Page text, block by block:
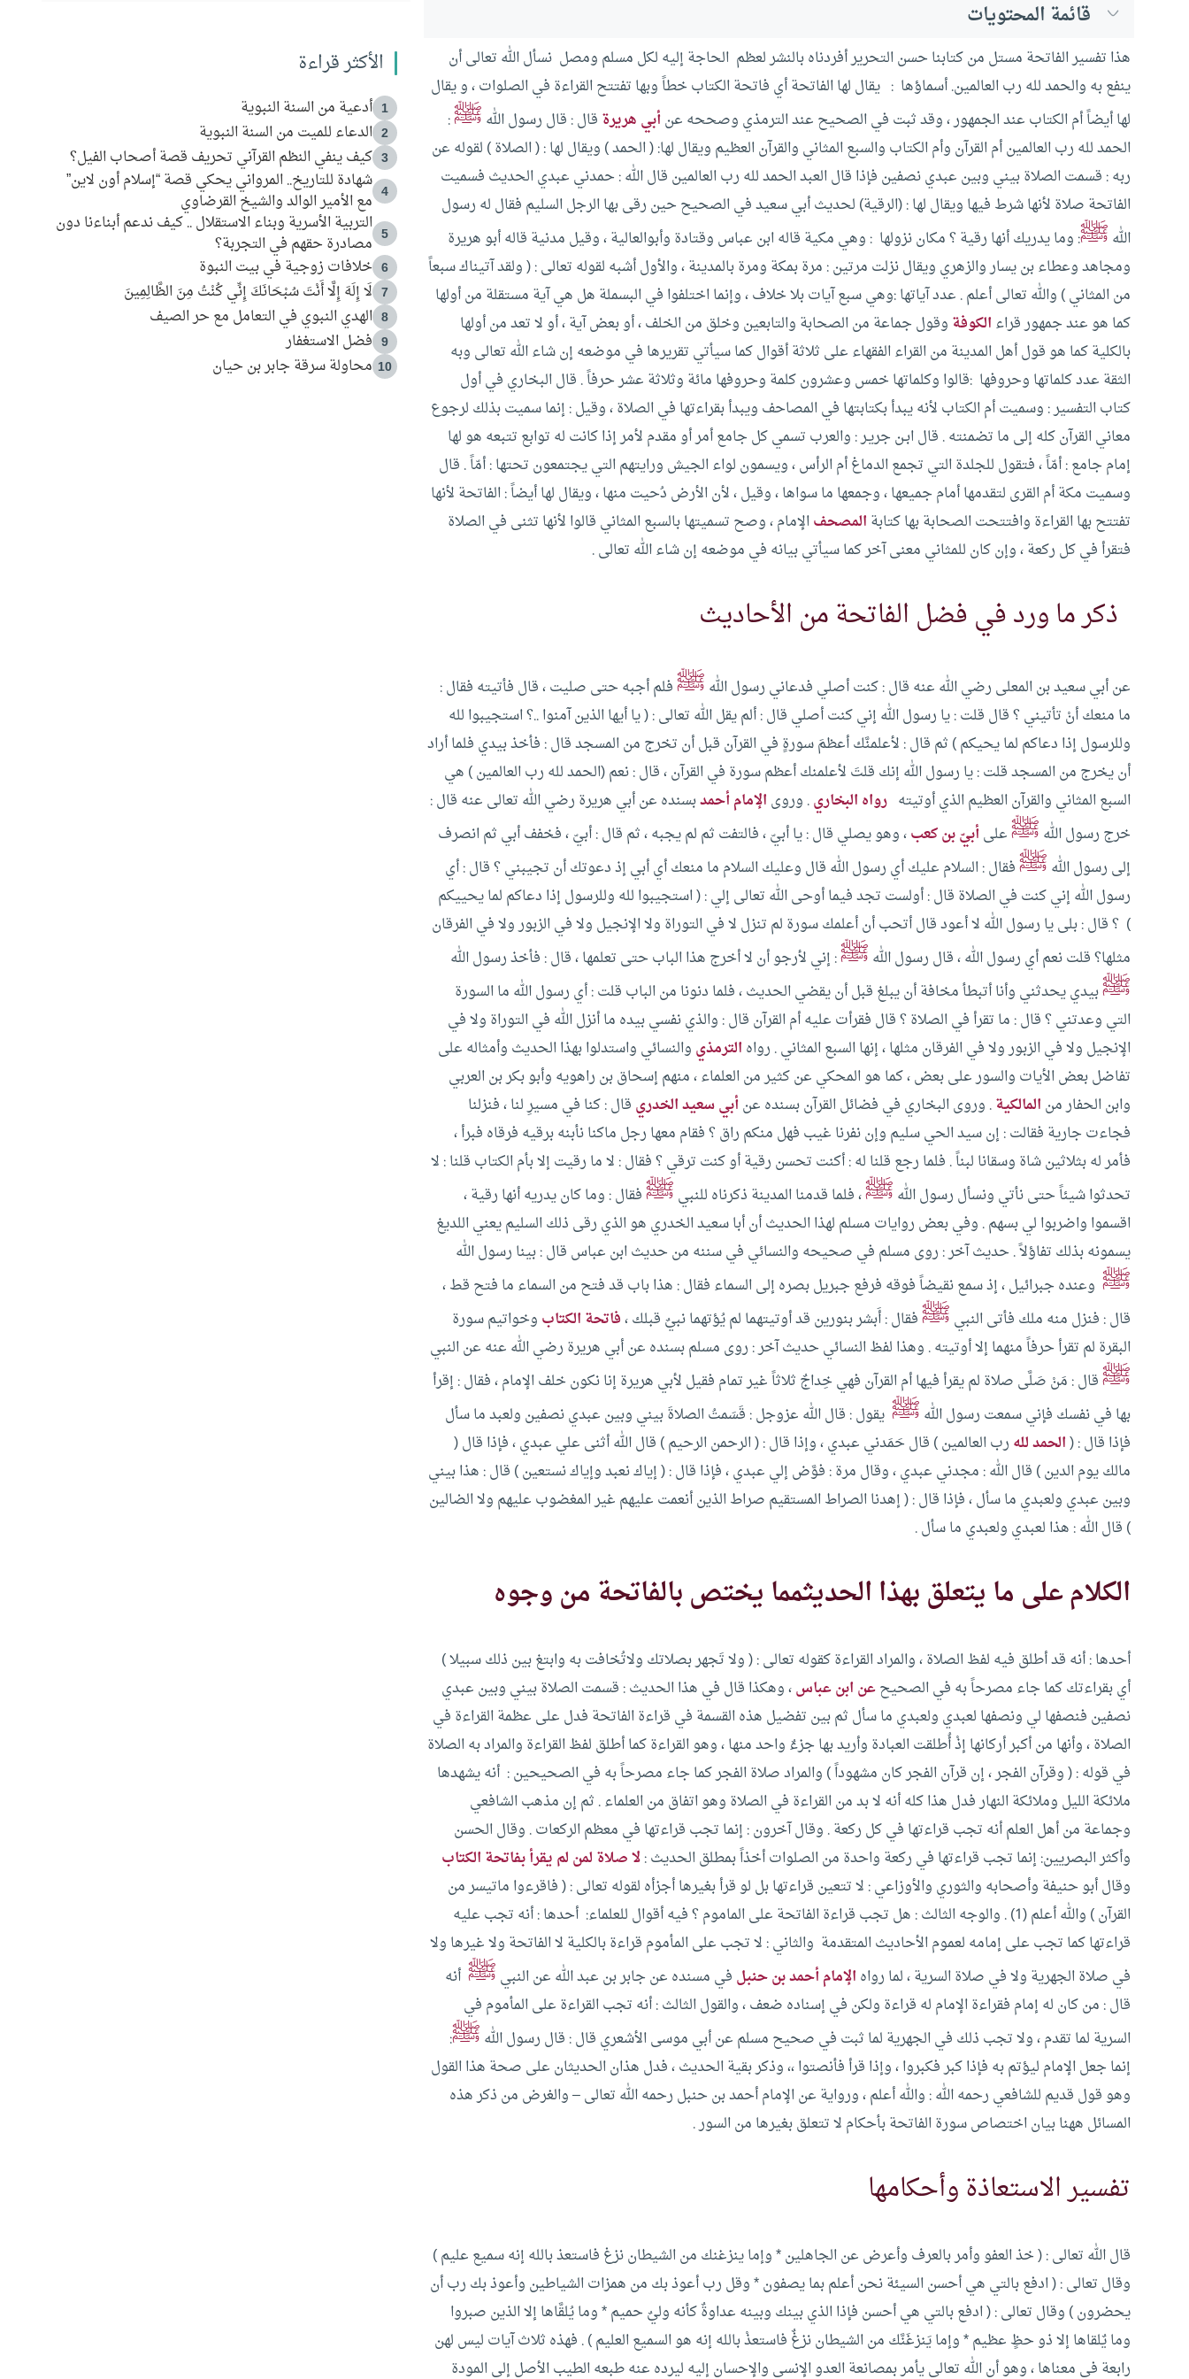
قائمة المحتويات
هذا تفسير الفاتحة مستل من كتابنا حسن التحرير أفردناه بالنشر لعظم الحاجة إليه لكل مسلم ومصل نسأل الله تعالى أن
ينفع به والحمد لله رب العالمين.أسماؤها : يقال لها الفاتحة أي فاتحة الكتاب خطاً وبها تفتتح القراءة في الصلوات ، و يقال
لها أيضاً أم الكتاب عند الجمهور ، وقد ثبت في الصحيح عند الترمذي وصححه عن أبي هريرة قال : قال رسول الله ﷺ:
الحمد لله رب العالمين أم القرآن وأم الكتاب والسبع المثاني والقرآن العظيم ويقال لها: ( الحمد ) ويقال لها : ( الصلاة ) لقوله عن
ربه : قسمت الصلاة بيني وبين عبدي نصفين فإذا قال العبد الحمد لله رب العالمين قال الله : حمدني عبدي الحديث فسميت
الفاتحة صلاة لأنها شرط فيها ويقال لها : (الرقية) لحديث أبي سعيد في الصحيح حين رقى بها الرجل السليم فقال له رسول
الله ﷺ: وما يدريك أنها رقية ؟مكان نزولها : وهي مكية قاله ابن عباس وقتادة وأبوالعالية ، وقيل مدنية قاله أبو هريرة
ومجاهد وعطاء بن يسار والزهري ويقال نزلت مرتين : مرة بمكة ومرة بالمدينة ، والأول أشبه لقوله تعالى : ( ولقد آتيناك سبعاً
من المثاني ) والله تعالى أعلم . عدد آياتها :وهي سبع آيات بلا خلاف ، وإنما اختلفوا في البسملة هل هي آية مستقلة من أولها
كما هو عند جمهور قراء الكوفة وقول جماعة من الصحابة والتابعين وخلق من الخلف ، أو بعض آية ، أو لا تعد من أولها
بالكلية كما هو قول أهل المدينة من القراء الفقهاء على ثلاثة أقوال كما سيأتي تقريرها في موضعه إن شاء الله تعالى وبه
الثقة عدد كلماتها وحروفها :قالوا وكلماتها خمس وعشرون كلمة وحروفها مائة وثلاثة عشر حرفاً . قال البخاري في أول
كتاب التفسير : وسميت أم الكتاب لأنه يبدأ بكتابتها في المصاحف ويبدأ بقراءتها في الصلاة ، وقيل : إنما سميت بذلك لرجوع
معاني القرآن كله إلى ما تضمنته . قال ابـن جريـر : والعرب تسمي كل جامع أمر أو مقدم لأمر إذا كانت له توابع تتبعه هو لها
إمام جامع : أمّاً ، فتقول للجلدة التي تجمع الدماغ أم الرأس ، ويسمون لواء الجيش ورايتهم التي يجتمعون تحتها : أمّاً . قال
وسميت مكة أم القرى لتقدمها أمام جميعها ، وجمعها ما سواها ، وقيل ، لأن الأرض دُحيت منها ، ويقال لها أيضاً : الفاتحة لأنها
تفتتح بها القراءة وافتتحت الصحابة بها كتابة المصحفالإمام ، وصح تسميتها بالسبع المثاني قالوا لأنها تثنى في الصلاة
فتقرأ في كل ركعة ، وإن كان للمثاني معنى آخر كما سيأتي بيانه في موضعه إن شاء الله تعالى .
ذكر ما ورد في فضل الفاتحة من الأحاديث
عن أبي سعيد بن المعلى رضي الله عنه قال : كنت أصلي فدعاني رسول الله ﷺفلم أجبه حتى صليت ، قال فأتيته فقال :
ما منعك أنْ تأتيني ؟ قال قلت : يا رسول الله إني كنت أصلي قال : ألم يقل الله تعالى : ( يا أيها الذين آمنوا ..؟ استجيبوا لله
وللرسول إذا دعاكم لما يحيكم ) ثم قال : لأعلمنَّك أعظمَ سورةٍ في القرآن قبل أن تخرج من المسجد قال : فأخذ بيدي فلما أراد
أن يخرج من المسجد قلت : يا رسول الله إنك قلتَ لأعلمنك أعظم سورة في القرآن ، قال : نعم (الحمد لله رب العالمين ) هي
السبع المثاني والقرآن العظيم الذي أوتيته رواه البخاري. وروى الإمام أحمدبسنده عن أبي هريرة رضي الله تعالى عنه قال :
خرج رسول الله ﷺعلى أبيّ بن كعب، وهو يصلي قال : يا أبيّ ، فالتفت ثم لم يجبه ، ثم قال : أبيّ ، فخفف أبي ثم انصرف
إلى رسول الله ﷺفقال : السلام عليك أي رسول الله قال وعليك السلام ما منعك أي أبي إذ دعوتك أن تجيبني ؟ قال : أي
رسول الله إني كنت في الصلاة قال : أولست تجد فيما أوحى الله تعالى إلي : ( استجيبوا لله وللرسول إذا دعاكم لما يحييكم
) ؟ قال : بلى يا رسول الله لا أعود قال أتحب أن أعلمك سورة لم تنزل لا في التوراة ولا الإنجيل ولا في الزبور ولا في الفرقان
مثلها؟ قلت نعم أي رسول الله ، قال رسول الله ﷺ: إني لأرجو أن لا أخرج هذا الباب حتى تعلمها ، قال : فأخذ رسول الله
ﷺبيدي يحدثني وأنا أتبطأ مخافة أن يبلغ قبل أن يقضي الحديث ، فلما دنونا من الباب قلت : أي رسول الله ما السورة
التي وعدتني ؟ قال : ما تقرأ في الصلاة ؟ قال فقرأت عليه أم القرآن قال : والذي نفسي بيده ما أنزل الله في التوراة ولا في
الإنجيل ولا في الزبور ولا في الفرقان مثلها ، إنها السبع المثاني . رواه الترمذي والنسائي واستدلوا بهذا الحديث وأمثاله على
تفاضل بعض الأيات والسور على بعض ، كما هو المحكي عن كثير من العلماء ، منهم إسحاق بن راهويه وأبو بكر بن العربي
وابن الحفار من المالكية. وروى البخاري في فضائل القرآن بسنده عن أبي سعيد الخدري قال : كنا في مسيرِ لنا ، فنزلنا
فجاءت جارية فقالت : إن سيد الحي سليم وإن نفرنا غيب فهل منكم راق ؟ فقام معها رجل ماكنا نأبنه برقيه فرقاه فبرأ ،
فأمر له بثلاثين شاة وسقانا لبناً . فلما رجع قلنا له : أكنت تحسن رقية أو كنت ترقي ؟ فقال : لا ما رقيت إلا بأم الكتاب قلنا : لا
تحدثوا شيئاً حتى نأتي ونسأل رسول الله ﷺ، فلما قدمنا المدينة ذكرناه للنبي ﷺفقال : وما كان يدريه أنها رقية ،
اقسموا واضربوا لي بسهم . وفي بعض روايات مسلم لهذا الحديث أن أبا سعيد الخدري هو الذي رقى ذلك السليم يعني اللديغ
يسمونه بذلك تفاؤلاً . حديث آخر : روى مسلم في صحيحه والنسائي في سننه من حديث ابن عباس قال : بينا رسول الله
ﷺ وعنده جبرائيل ، إذ سمع نقيضاً فوقه فرفع جبريل بصره إلى السماء فقال : هذا باب قد فتح من السماء ما فتح قط ،
قال : فنزل منه ملك فأتى النبي ﷺفقال : أَبشر بنورين قد أوتيتهما لم يُؤتهما نبيٌ قبلك ،فاتحة الكتاب وخواتيم سورة
البقرة لم تقرأ حرفاً منهما إلا أوتيته . وهذا لفظ النسائي حديث آخر : روى مسلم بسنده عن أبي هريرة رضي الله عنه عن النبي
ﷺقال : مَنْ صَلَّى صلاة لم يقرأ فيها أم القرآن فهي خِداجٌ ثلاثاً غير تمام فقيل لأبي هريرة إنا نكون خلف الإمام ، فقال : إقرأ
بها في نفسك فإني سمعت رسول الله ﷺ يقول : قال الله عزوجل : قَسَمتُ الصلاةَ بيني وبين عبدي نصفين ولعبد ما سأل
فإذا قال : (الحمد لله رب العالمين ) قال حَمَدني عبدي ، وإذا قال : ( الرحمن الرحيم ) قال الله أثنى علي عبدي ، فإذا قال (
مالك يوم الدين ) قال الله : مجدني عبدي ، وقال مرة : فوَّض إلي عبدي ، فإذا قال : ( إياك نعبد وإياك نستعين ) قال : هذا بيني
وبين عبدي ولعبدي ما سأل ، فإذا قال : ( إهدنا الصراط المستقيم صراط الذين أنعمت عليهم غير المغضوب عليهم ولا الضالين
) قال الله : هذا لعبدي ولعبدي ما سأل .
الكلام على ما يتعلق بهذا الحديثمما يختص بالفاتحة من وجوه
أحدها : أنه قد أطلق فيه لفظ الصلاة ، والمراد القراءة كقوله تعالى : ( ولا تَجهر بصلاتك ولاتُخافت به وابتغ بين ذلك سبيلا )
أي بقراءتك كما جاء مصرحاً به في الصحيحعن ابن عباس، وهكذا قال في هذا الحديث : قسمت الصلاة بيني وبين عبدي
نصفين فنصفها لي ونصفها لعبدي ولعبدي ما سأل ثم بين تفضيل هذه القسمة في قراءة الفاتحة فدل على عظمة القراءة في
الصلاة ، وأنها من أكبر أركانها إذْ أُطلقت العبادة وأريد بها جزءٌ واحد منها ، وهو القراءة كما أطلق لفظ القراءة والمراد به الصلاة
في قوله : ( وقرآن الفجر ، إن قرآن الفجر كان مشهوداً ) والمراد صلاة الفجر كما جاء مصرحاً به في الصحيحين : أنه يشهدها
ملائكة الليل وملائكة النهار فدل هذا كله أنه لا بد من القراءة في الصلاة وهو اتفاق من العلماء . ثم إن مذهب الشافعي
وجماعة من أهل العلم أنه تجب قراءتها في كل ركعة . وقال آخرون : إنما تجب قراءتها في معظم الركعات . وقال الحسن
وأكثر البصريين: إنما تجب قراءتها في ركعة واحدة من الصلوات أخذاً بمطلق الحديث :لا صلاة لمن لم يقرأ بفاتحة الكتاب
وقال أبو حنيفة وأصحابه والثوري والأوزاعي : لا تتعين قراءتها بل لو قرأ بغيرها أجزأه لقوله تعالى : ( فاقرءوا ماتيسر من
القرآن ) والله أعلم (1) .
والوجه الثالث : هل تجب قراءة الفاتحة على الماموم ؟ فيه أقوال للعلماء: أحدها : أنه تجب عليه
قراءتها كما تجب على إمامه لعموم الأحاديث المتقدمة والثاني : لا تجب على المأموم قراءة بالكلية لا الفاتحة ولا غيرها ولا
في صلاة الجهرية ولا في صلاة السرية ، لما رواه الإمام أحمد بن حنبل في مسنده عن جابر بن عبد الله عن النبي ﷺ أنه
قال : من كان له إمام فقراءة الإمام له قراءة ولكن في إسناده ضعف ، والقول الثالث : أنه تجب القراءة على المأموم في
السرية لما تقدم ، ولا تجب ذلك في الجهرية لما ثبت في صحيح مسلم عن أبي موسى الأشعري قال : قال رسول الله ﷺ:
إنما جعل الإمام ليؤتم به فإذا كبر فكبروا ، وإذا قرأ فأنصتوا ،، وذكر بقية الحديث ، فدل هذان الحديثان على صحة هذا القول
وهو قول قديم للشافعي رحمه الله : والله أعلم ، ورواية عن الإمام أحمد بن حنبل رحمه الله تعالى – والغرض من ذكر هذه
المسائل ههنا بيان اختصاص سورة الفاتحة بأحكام لا تتعلق بغيرها من السور .
تفسير الاستعاذة وأحكامها
قال الله تعالى : ( خذ العفو وأمر بالعرف وأعرض عن الجاهلين * وإما ينزغنك من الشيطان نزغ فاستعذ بالله إنه سميع عليم )
وقال تعالى : ( ادفع بالتي هي أحسن السيئة نحن أعلم بما يصفون * وقل رب أعوذ بك من همزات الشياطين وأعوذ بك رب أن
يحضرون ) وقال تعالى : ( ادفع بالتي هي أحسن فإذا الذي بينك وبينه عداوةٌ كأنه وليٌ حميم * وما يُلقَّاها إلا الذين صبروا
وما يٌلقاها إلا ذو حظٍ عظيم * وإما يَنزغَنَّك من الشيطان نزغٌ فاستعذْ بالله إنه هو السميع العليم ) . فهذه ثلاث آيات ليس لهن
رابعة في معناها ، وهو أن الله تعالى يأمر بمصانعة العدو الإنسي والإحسان إليه ليرده عنه طبعه الطيب الأصل إلى المودة
الأكثر قراءة
1 أدعية من السنة النبوية
2 الدعاء للميت من السنة النبوية
3 كيف ينفي النظم القرآني تحريف قصة أصحاب الفيل؟
4
شهادة للتاريخ.. المرواني يحكي قصة “إسلام أون لاين”
مع الأمير الوالد والشيخ القرضاوي
5
التربية الأسرية وبناء الاستقلال .. كيف ندعم أبناءنا دون
مصادرة حقهم في التجربة؟
6 خلافات زوجية في بيت النبوة
7 لَا إِلَهَ إِلَّا أَنْتَ سُبْحَانَكَ إِنِّي كُنْتُ مِنَ الظَّالِمِينَ
8 الهدي النبوي في التعامل مع حر الصيف
9 فضل الاستغفار
10 محاولة سرقة جابر بن حيان